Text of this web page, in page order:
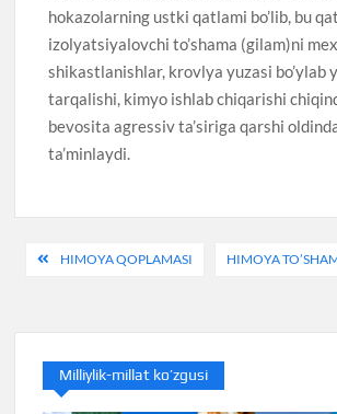
hokazolarning ustki qatlami bo’lib, bu
izolyatsiyalovchi to’shama (gilam)ni
shikastlanishlar, krovlya yuzasi bo’ylab
tarqalishi, kimyo ishlab chiqarishi
bevosita agressiv ta’siriga qarshi
ta’minlaydi.
PostHIMOYA QOPLAMASI HIMOYA
Milliylik-millat ko’zgusi